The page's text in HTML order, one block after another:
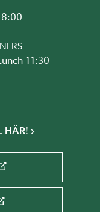
11:30-
HÄR!